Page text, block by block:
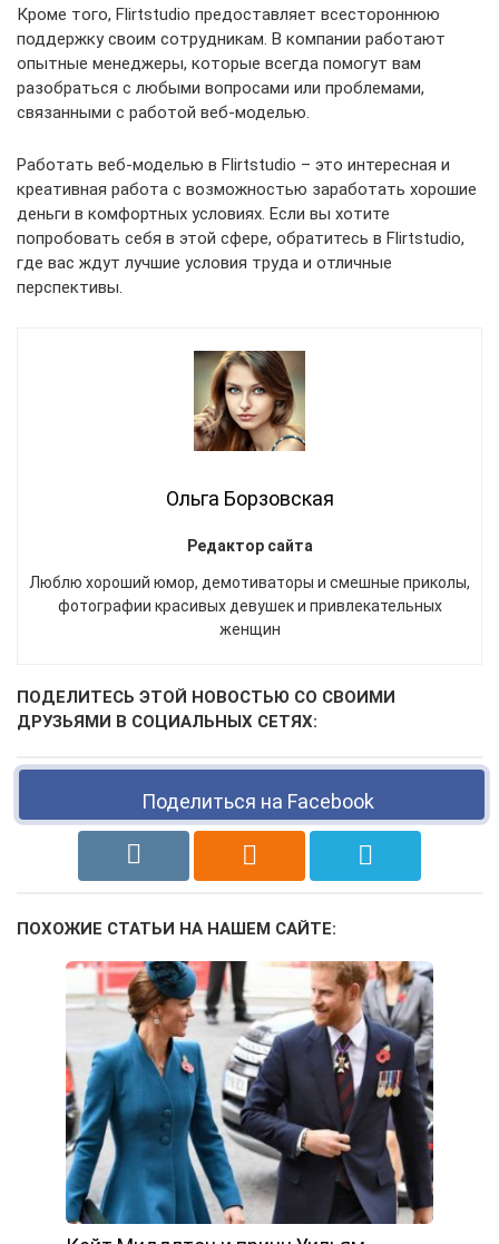
Кроме того, Flirtstudio предоставляет всестороннюю
поддержку своим сотрудникам. В компании работают
опытные менеджеры, которые всегда помогут вам
разобраться с любыми вопросами или проблемами,
связанными с работой веб-моделью.
Работать веб-моделью в Flirtstudio – это интересная и
креативная работа с возможностью заработать хорошие
деньги в комфортных условиях. Если вы хотите
попробовать себя в этой сфере, обратитесь в Flirtstudio,
где вас ждут лучшие условия труда и отличные
перспективы.
Ольга Борзовская
Редактор сайта
Люблю хороший юмор, демотиваторы и смешные приколы,
фотографии красивых девушек и привлекательных
женщин
ПОДЕЛИТЕСЬ ЭТОЙ НОВОСТЬЮ СО СВОИМИ
ДРУЗЬЯМИ В СОЦИАЛЬНЫХ СЕТЯХ:
Поделиться на Facebook
ПОХОЖИЕ СТАТЬИ НА НАШЕМ САЙТЕ: